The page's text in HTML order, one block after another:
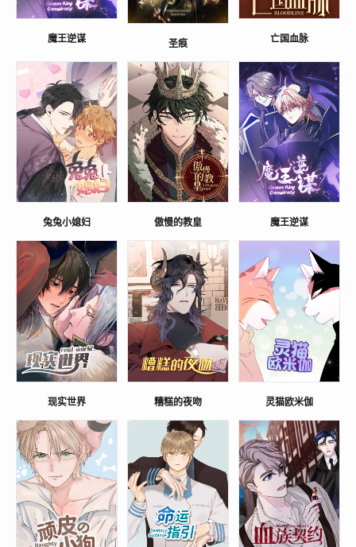
魔王逆谋 圣痕 亡国血脉
兔兔小媳妇 傲慢的教皇 魔王逆谋
现实世界 糟糕的夜吻 灵猫欧米伽